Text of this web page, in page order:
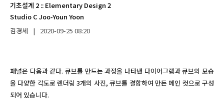
기초설계 2 :: Elementary Design 2
Studio C Joo-Youn Yoon
김경세
| 2020-09-25 08:20
패널은 다음과 같다. 큐브를 만드는 과정을 나타낸 다이어그램과 큐브의 모습
을 다양한 각도로 렌더링 3개의 사진, 큐브를 결합하여 만든 메인 컷으로 구성
되어 있습니다.